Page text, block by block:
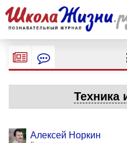
Техника
Алексей Норкин